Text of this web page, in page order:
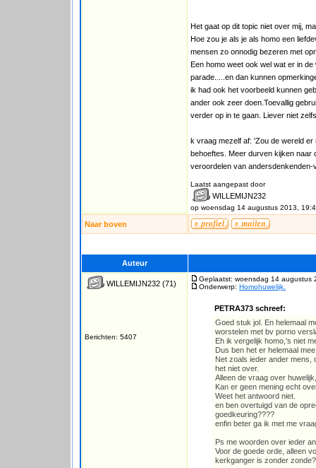
Het gaat op dit topic niet over mij,
Hoe zou je als je als homo een
mensen zo onnodig bezeren met
Een homo weet ook wel wat er in
parade.....en dan kunnen
ik had ook het voorbeeld kunnen
ander ook zeer doen.Toevallig
verder op in te gaan. Liever niet
k vraag mezelf af: 'Zou de wereld
behoeftes. Meer durven kijken naar
veroordelen van andersdenkenden-
Laatst aangepast door
WILLEMIJN232
op woensdag 14 augustus 2013,
Naar boven
Auteur
WILLEMIJN232 (71)
Berichten: 5407
Geplaatst: woensdag 14 augustus
Onderwerp: Homohuwelijk.
PETRA373 schreef:
Goed stuk jol. En helemaal
worstelen met bv porno
Eh ik vergelijk homo,'s niet
Dus ben het er helemaal
Net zoals ieder ander mens,
het niet over.
Alleen de vraag over
Kan er geen mening echt
Weet het antwoord niet.
en ben overtuigd van de
goedkeuring????
enfin beter ga ik met me
Ps me woorden over ieder
Voor de goede orde, alleen
kerkganger is zonder zonde?